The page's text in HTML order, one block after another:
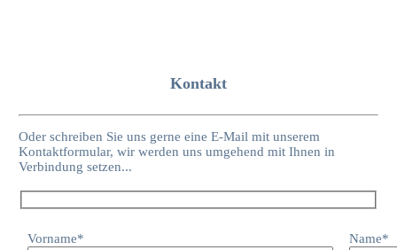
Kontakt
Oder schreiben Sie uns gerne eine E-Mail mit unserem
Kontaktformular, wir werden uns umgehend mit Ihnen in
Verbindung setzen...
Vorname* Name*